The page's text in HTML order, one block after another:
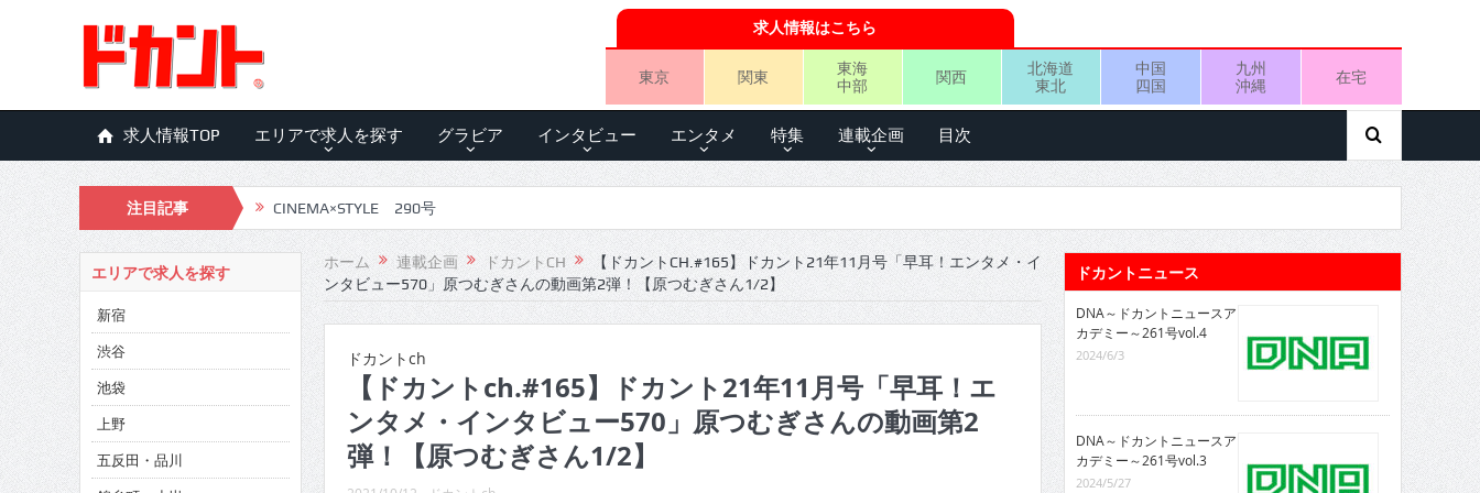
求人情報はこちら
東京 関東
東海
中部
関西
北海道
東北
中国
四国
九州
沖縄
在宅
求人情報TOP エリアで求人を探す グラビア インタビュー エンタメ 特集 連載企画 目次
注目記事 CINEMA×STYLE 290号
CINEMA×STYLE 289号
CINEMA×STYLE 288号
CINEMA×STYLE 287号
CINEMA×STYLE 286号
CINEMA×STYLE 285号
CINEMA×STYLE 294号
ホーム 連載企画 ドカントCH
【ドカントCH.#165】ドカント21年11月号「早耳！エンタメ・イ
ンタビュー570」原つむぎさんの動画第2弾！【原つむぎさん1/2】
ドカントch
【ドカントch.#165】ドカント21年11月号「早耳！エ
ンタメ・インタビュー570」原つむぎさんの動画第2
弾！【原つむぎさん1/2】
エリアで求人を探す
新宿
渋谷
池袋
上野
五反田・品川
ドカントニュース
DNA～ドカントニュースア
カデミー～261号vol.4
2024/6/3
DNA～ドカントニュースア
カデミー～261号vol.3
2024/5/27